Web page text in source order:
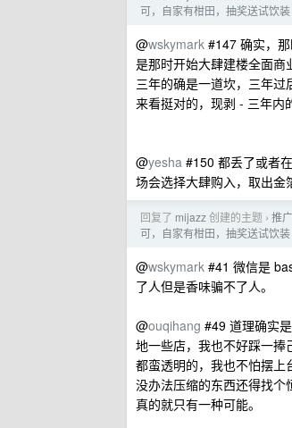
可，自家有柑田，抽奖送试饮装
@wskymark #147 确实，
是那时开始大肆建楼全面商
三年的确是一道坎，三年
来看挺对的，现剥 - 三年内
@yesha #150 都丢了或者
场会选择大肆购入，取出金
回复了 mijazz创建的主题 › 推广
可，自家有柑田，抽奖送试饮装
@wskymark #41 微信是
了人但是香味骗不了人。
@ouqihang #49 道理确实
地一些店，我也不好踩一
都蛮透明的，我也不怕摆
没办法压缩的东西还得找个
真的就只有一种可能。